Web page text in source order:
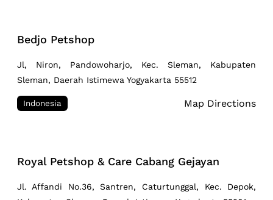
Bedjo Petshop
Jl, Niron, Pandowoharjo, Kec. Sleman, Kabupaten
Sleman, Daerah Istimewa Yogyakarta 55512
Indonesia Map Directions
Royal Petshop & Care Cabang Gejayan
Jl. Affandi No.36, Santren, Caturtunggal, Kec. Depok,